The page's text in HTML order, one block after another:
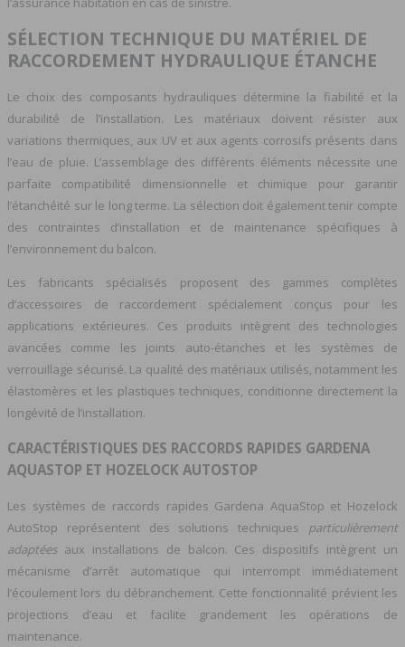
SÉLECTION TECHNIQUE DU MATÉRIEL DE
RACCORDEMENT HYDRAULIQUE ÉTANCHE
Le choix des composants hydrauliques détermine la fiabilité et la
durabilité de l’installation. Les matériaux doivent résister aux
variations thermiques, aux UV et aux agents corrosifs présents dans
l’eau de pluie. L’assemblage des différents éléments nécessite une
parfaite compatibilité dimensionnelle et chimique pour garantir
l’étanchéité sur le long terme. La sélection doit également tenir compte
des contraintes d’installation et de maintenance spécifiques à
l’environnement du balcon.
Les fabricants spécialisés proposent des gammes complètes
d’accessoires de raccordement spécialement conçus pour les
applications extérieures. Ces produits intègrent des technologies
avancées comme les joints auto-étanches et les systèmes de
verrouillage sécurisé. La qualité des matériaux utilisés, notamment les
élastomères et les plastiques techniques, conditionne directement la
longévité de l’installation.
CARACTÉRISTIQUES DES RACCORDS RAPIDES GARDENA
AQUASTOP ET HOZELOCK AUTOSTOP
Les systèmes de raccords rapides Gardena AquaStop et Hozelock
AutoStop représentent des solutions techniques particulièrement
adaptées aux installations de balcon. Ces dispositifs intègrent un
mécanisme d’arrêt automatique qui interrompt immédiatement
l’écoulement lors du débranchement. Cette fonctionnalité prévient les
projections d’eau et facilite grandement les opérations de
maintenance.